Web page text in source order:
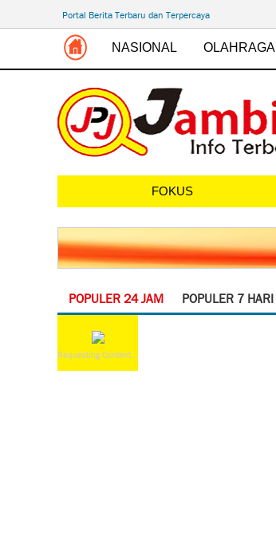
Portal Berita Terbaru dan Terpercaya
NASIONAL OLAHRAGA
FOKUS
POPULER 24 JAM POPULER 7 HARI
Requesting Content...